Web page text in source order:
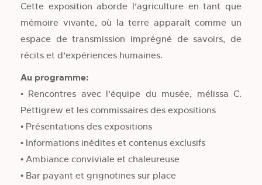
Cette exposition aborde l’agriculture en tant que
mémoire vivante, où la terre apparaît comme un
espace de transmission imprégné de savoirs, de
récits et d’expériences humaines.
Au programme:
• Rencontres avec l’équipe du musée, mélissa C.
Pettigrew et les commissaires des expositions
• Présentations des expositions
• Informations inédites et contenus exclusifs
• Ambiance conviviale et chaleureuse
• Bar payant et grignotines sur place